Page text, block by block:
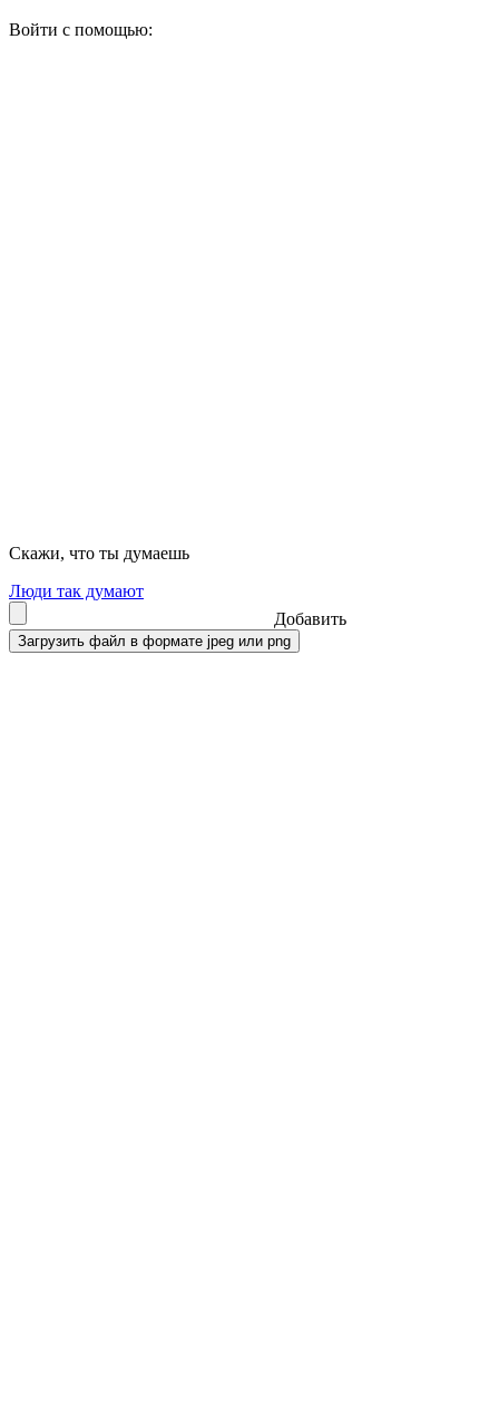
Войти с помощью:
Скажи, что ты думаешь
Люди так думают
Добавить